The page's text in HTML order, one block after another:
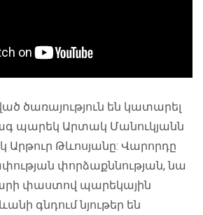
ծառայություն են կատարել
պարեկ Արտակ Մանուկյանն
Արթուր Թևոսյանը: Վարորդը
փորձաքննության, նա
փաստով պարեկային
գնդում նյութեր են